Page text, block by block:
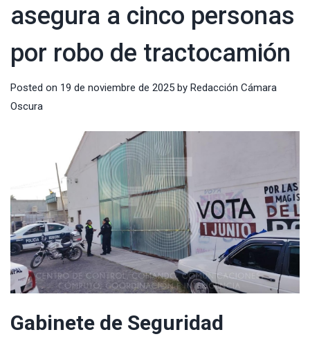
asegura a cinco personas
por robo de tractocamión
Posted on 19 de noviembre de 2025 by Redacción Cámara
Oscura
Gabinete de Seguridad